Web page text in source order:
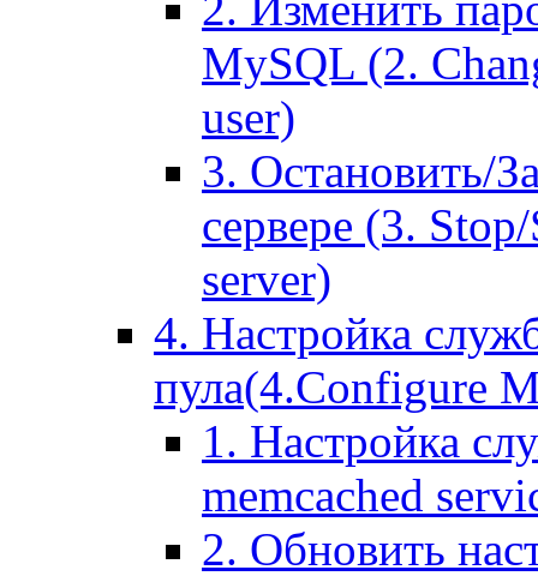
MySQL (2.
user)
3. Остановить/
сервере (3.
server)
4. Настройка
пула(4.Configure
1. Настройка
memcached
2. Обновить